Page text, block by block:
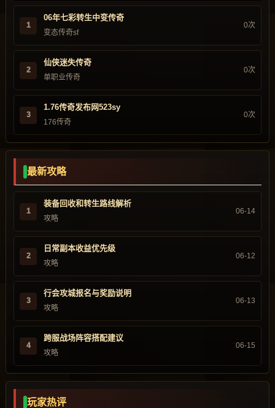
1
06年七彩转生中变传奇
变态传奇sf
0次
2
仙侠迷失传奇
单职业传奇
0次
3
1.76传奇发布网523sy
176传奇
0次
最新攻略
1
装备回收和转生路线解析
攻略
06-14
2
日常副本收益优先级
攻略
06-12
3
行会攻城报名与奖励说明
攻略
06-13
4
跨服战场阵容搭配建议
攻略
06-15
玩家热评